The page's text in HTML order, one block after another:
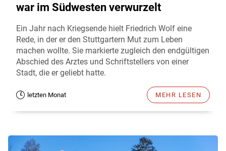
war im Südwesten verwurzelt
Ein Jahr nach Kriegsende hielt Friedrich Wolf eine
Rede, in der er den Stuttgartern Mut zum Leben
machen wollte. Sie markierte zugleich den endgültigen
Abschied des Arztes und Schriftstellers von einer
Stadt, die er geliebt hatte.
letzten Monat MEHR LESEN